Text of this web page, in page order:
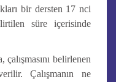
bir dersten 17 nci
süre içerisinde
belirlenen
Çalışmanın ne